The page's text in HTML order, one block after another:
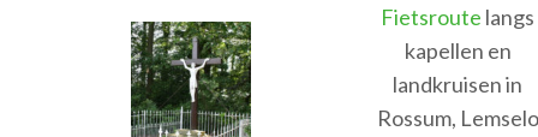
Fietsroute langs
kapellen en
landkruisen in
Rossum, Lemselo